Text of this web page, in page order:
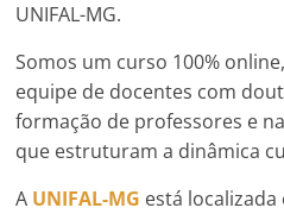
UNIFAL-MG.
Somos um curso 100%
equipe de docentes com
formação de professores e
que estruturam a dinâmica
A UNIFAL-MG está